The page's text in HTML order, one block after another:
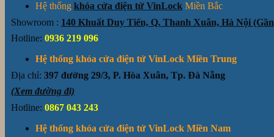
Hệ thống khóa cửa điện tử VinLockMiền Bắc
Showroom : 140 Khuất Duy Tiến, Q. Thanh Xuân, Hà Nội
Hotline: 0936 219 096
Hệ thống khóa cửa điện tử VinLock Miền Trung
Địa chỉ: 397 đường 29/3, P. Hòa Xuân, Tp. Đà Nẵng
(Xem đường đi)
Hotline: 0867 043 243
Hệ thống khóa cửa điện tử VinLock Miền Nam